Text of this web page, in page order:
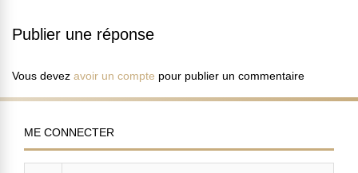
Publier une réponse
Vous devez avoir un compte pour publier un commentaire
ME CONNECTER